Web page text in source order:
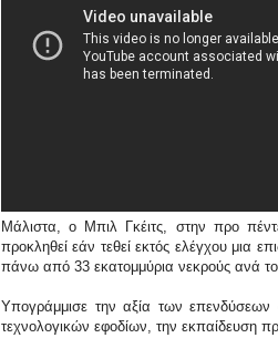
Μάλιστα, ο Μπιλ Γκέιτς, στην προ
προκληθεί εάν τεθεί εκτός ελέγχου μια
πάνω από 33 εκατομμύρια νεκρούς ανά
Υπογράμμισε την αξία των επενδύσεων
τεχνολογικών εφοδίων, την εκπαίδευση